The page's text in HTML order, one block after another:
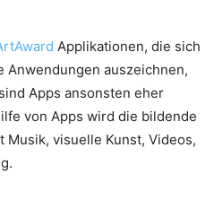
Applikationen, die sich
auszeichnen,
Apps ansonsten eher
von Apps wird die bildende
Musik, visuelle Kunst, Videos,